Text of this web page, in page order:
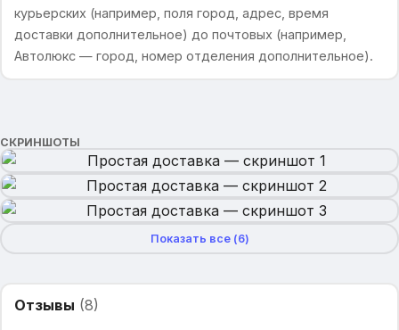
курьерских (например, поля город, адрес, время
доставки дополнительное) до почтовых (например,
Автолюкс — город, номер отделения дополнительное).
СКРИНШОТЫ
Показать все (6)
Отзывы (8)